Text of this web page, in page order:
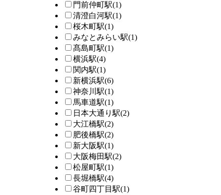
門前仲町駅(1)
清澄白河駅(1)
桜木町駅(1)
みなとみらい駅(1)
髙島町駅(1)
横浜駅(4)
関内駅(1)
新横浜駅(6)
神奈川駅(1)
馬車道駅(1)
日本大通り駅(2)
大江橋駅(2)
肥後橋駅(2)
新大阪駅(1)
大阪梅田駅(2)
松屋町駅(1)
長堀橋駅(4)
谷町四丁目駅(1)